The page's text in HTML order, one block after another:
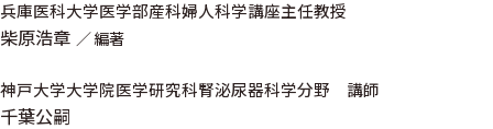
3 精子の形成・成熟
精子の形成・成熟について教えてください． ＜宮本敏伸
千村友香里 大村伸一郎＞
兵庫医科大学医学部産科婦人科学講座主任教授
柴原浩章 編著
神戸大学大学院医学研究科腎泌尿器科学分野 講師
千葉公嗣